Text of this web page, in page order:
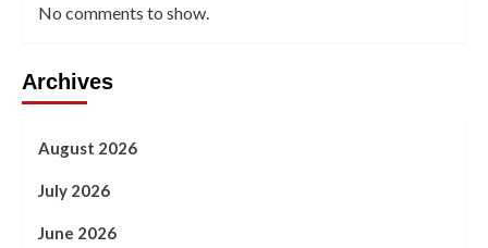
No comments to show.
Archives
August 2026
July 2026
June 2026